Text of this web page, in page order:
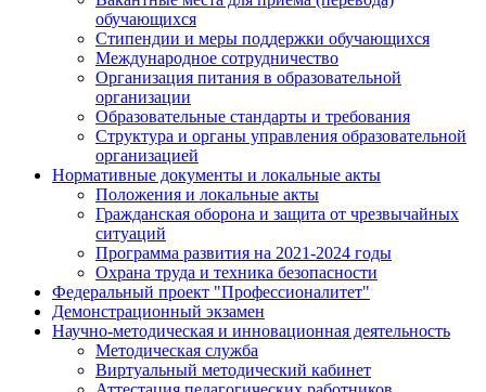
обучающихся
Стипендии и меры поддержки обучающихся
Международное сотрудничество
Организация питания в образовательной
организации
Образовательные стандарты и требования
Структура и органы управления образовательной
организацией
Нормативные документы и локальные акты
Положения и локальные акты
Гражданская оборона и защита от чрезвычайных
ситуаций
Программа развития на 2021-2024 годы
Охрана труда и техника безопасности
Федеральный проект "Профессионалитет"
Демонстрационный экзамен
Научно-методическая и инновационная деятельность
Методическая служба
Виртуальный методический кабинет